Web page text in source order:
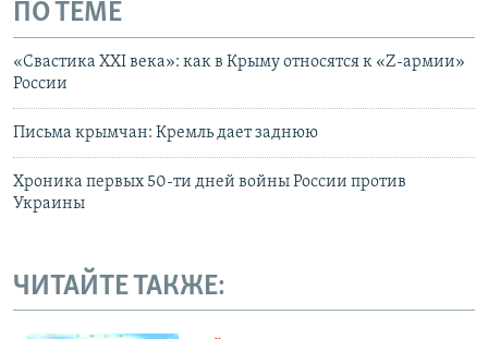
ПО ТЕМЕ
«Свастика XXI века»: как в Крыму относятся к «Z-армии»
России
Письма крымчан: Кремль дает заднюю
Хроника первых 50-ти дней войны России против
Украины
ЧИТАЙТЕ ТАКЖЕ: